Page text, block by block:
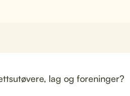
lag og foreninger?